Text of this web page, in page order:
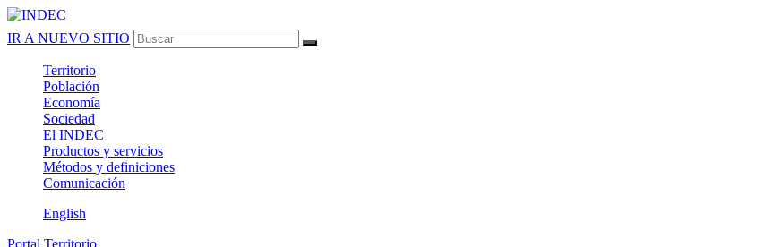
IR A NUEVO SITIO
Territorio
Población
Economía
Sociedad
El INDEC
Productos y servicios
Métodos y definiciones
Comunicación
English
Portal Territorio